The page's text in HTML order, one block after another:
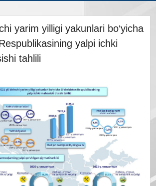
yarim yilligi yakunlari bo‘yicha
yalpi ichki
tahlili